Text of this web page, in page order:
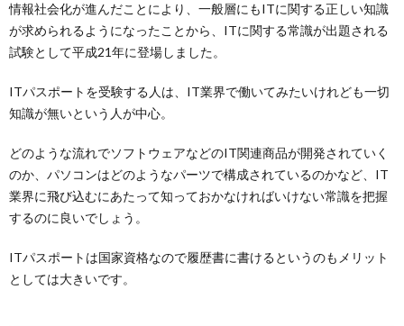
情報社会化が進んだことにより、一般層にもITに関する正しい知識
が求められるようになったことから、ITに関する常識が出題される
試験として平成21年に登場しました。
ITパスポートを受験する人は、IT業界で働いてみたいけれども一切
知識が無いという人が中心。
どのような流れでソフトウェアなどのIT関連商品が開発されていく
のか、パソコンはどのようなパーツで構成されているのかなど、IT
業界に飛び込むにあたって知っておかなければいけない常識を把握
するのに良いでしょう。
ITパスポートは国家資格なので履歴書に書けるというのもメリット
としては大きいです。